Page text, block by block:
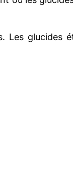
Les glucides